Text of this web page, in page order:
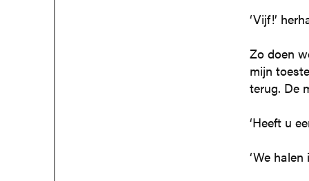
‘Vijf!’
Zo doen
mijn
terug. De
‘Heeft u
‘We